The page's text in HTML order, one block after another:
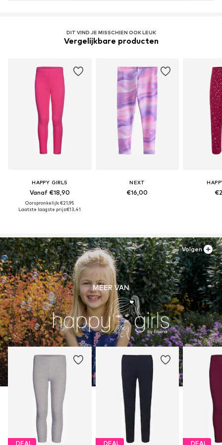
DIT VIND JE MISSCHIEN OOK LEUK
Vergelijkbare producten
HAPPY GIRLS
Vanaf €18,90
Oorspronkelijk: €21,95
Laatste laagste prijs:€13,41
NEXT
€16,00
MEER VAN
DEAL DEAL DEAL
Volgen